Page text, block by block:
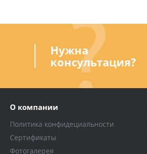
Нужна
консультация?
О компании
Политика конфидециальности
Сертификаты
Фотогалерея